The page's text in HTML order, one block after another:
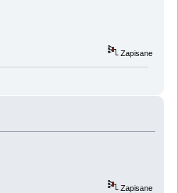
Zapisane
Zapisane